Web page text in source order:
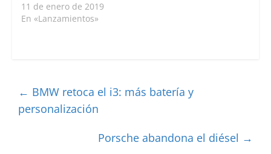
11 de enero de 2019
En «Lanzamientos»
← BMW retoca el i3: más batería y
personalización
Porsche abandona el diésel →